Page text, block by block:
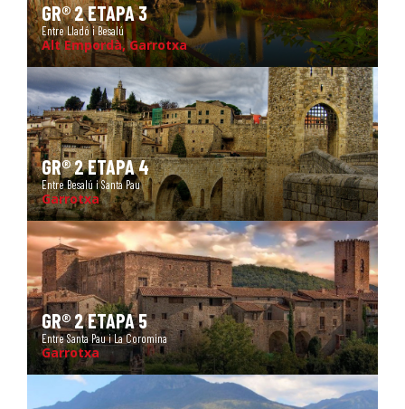
GR® 2 ETAPA 3
Entre Lladó i Besalú
Alt Empordà, Garrotxa
GR® 2 ETAPA 4
Entre Besalú i Santa Pau
Garrotxa
GR® 2 ETAPA 5
Entre Santa Pau i La Coromina
Garrotxa